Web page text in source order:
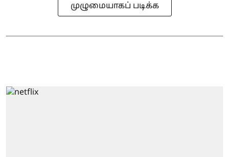
முழுமையாகப் படிக்க